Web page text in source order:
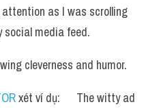
as I was scrolling
social media feed.
cleverness and humor.
xét ví dụ:      The witty ad